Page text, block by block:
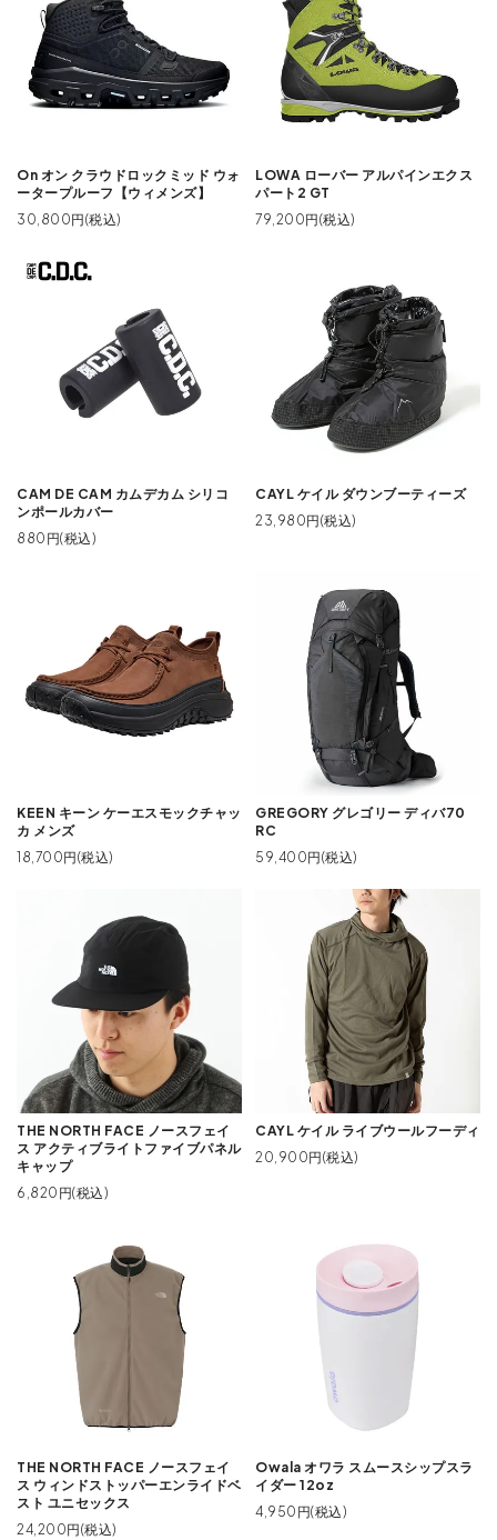
On オン クラウドロックミッド ウォ
ータープルーフ【ウィメンズ】
30,800円(税込)
LOWA ローバー アルパインエクス
パート2 GT
79,200円(税込)
CAM DE CAM カムデカム シリコ
ンポールカバー
880円(税込)
CAYL ケイル ダウンブーティーズ
23,980円(税込)
KEEN キーン ケーエスモックチャッ
カ メンズ
18,700円(税込)
GREGORY グレゴリー ディバ70
RC
59,400円(税込)
THE NORTH FACE ノースフェイ
ス アクティブライトファイブパネル
キャップ
6,820円(税込)
CAYL ケイル ライブウールフーディ
20,900円(税込)
THE NORTH FACE ノースフェイ
ス ウィンドストッパーエンライドベ
スト ユニセックス
24,200円(税込)
Owala オワラ スムースシップスラ
イダー 12oz
4,950円(税込)